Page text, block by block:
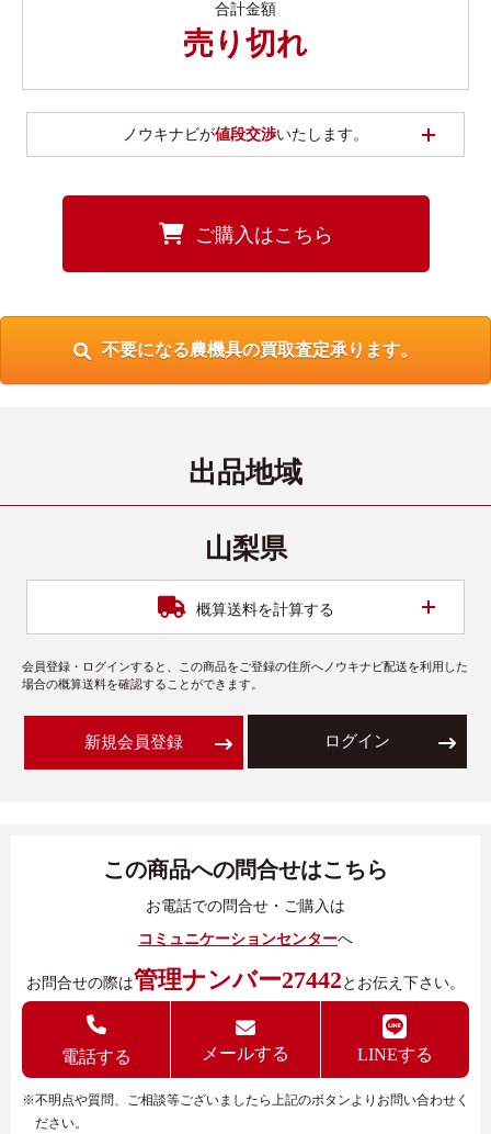
合計金額
売り切れ
ノウキナビが値段交渉いたします。
ご購入はこちら
不要になる農機具の買取査定承ります。
出品地域
山梨県
概算送料を計算する
会員登録・ログインすると、この商品をご登録の住所へノウキナビ配送を利用した
場合の概算送料を確認することができます。
新規会員登録 ログイン
この商品への問合せはこちら
お電話での問合せ・ご購入は
コミュニケーションセンターへ
お問合せの際は管理ナンバー27442 とお伝え下さい。
電話する メールする LINEする
※不明点や質問、ご相談等ございましたら上記のボタンよりお問い合わせく
ださい。